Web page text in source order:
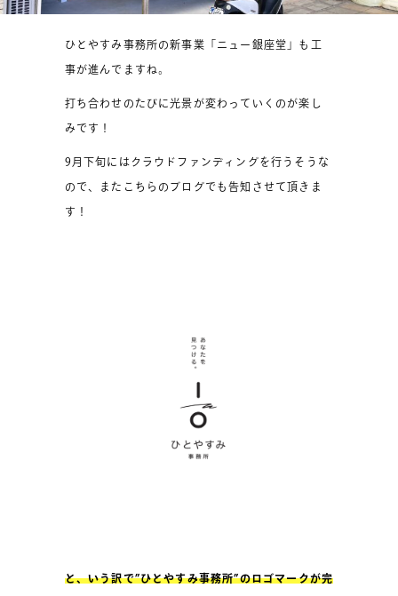
ひとやすみ事務所の新事業「ニュー銀座堂」も工
事が進んでますね。
打ち合わせのたびに光景が変わっていくのが楽し
みです！
9月下旬にはクラウドファンディングを行うそうな
ので、またこちらのブログでも告知させて頂きま
す！
と、いう訳で”ひとやすみ事務所”のロゴマークが完